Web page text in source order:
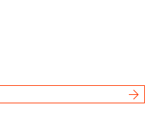
de votre choix sur le
le numéro de
dans le mail de
“participation